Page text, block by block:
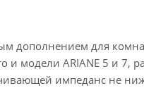
дополнением для
и модели ARIANE 5 и 7,
импеданс не